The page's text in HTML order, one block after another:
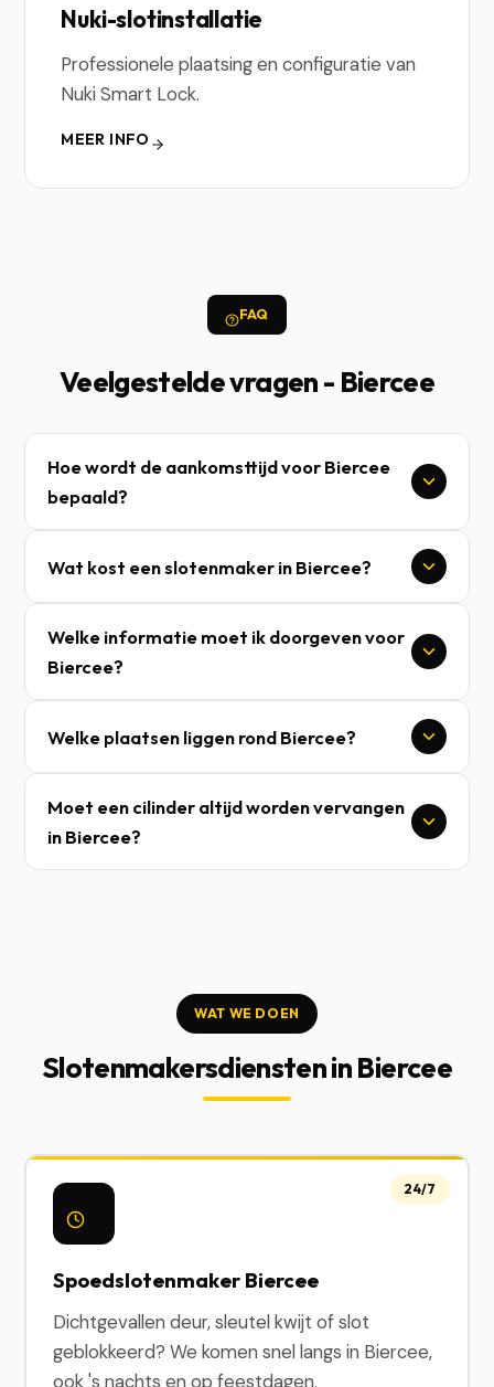
Nuki-slotinstallatie
Professionele plaatsing en configuratie van
Nuki Smart Lock.
MEER INFO
FAQ
Veelgestelde vragen - Biercee
Hoe wordt de aankomsttijd voor Biercee
bepaald?
Wat kost een slotenmaker in Biercee?
Welke informatie moet ik doorgeven voor
Biercee?
Welke plaatsen liggen rond Biercee?
Moet een cilinder altijd worden vervangen
in Biercee?
WAT WE DOEN
Slotenmakersdiensten in Biercee
Spoedslotenmaker Biercee
Dichtgevallen deur, sleutel kwijt of slot
geblokkeerd? We komen snel langs in Biercee,
ook 's nachts en op feestdagen.
24/7